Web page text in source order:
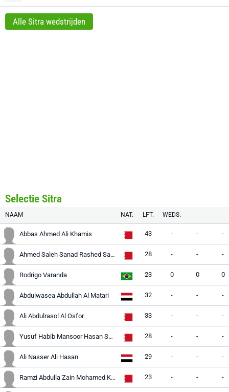
Alle Sitra wedstrijden
Selectie Sitra
NAAM NAT. LFT. WEDS.
Abbas Ahmed Ali Khamis 43 - - -
Ahmed Saleh Sanad Rashed Sanad 28 - - -
Rodrigo Varanda 23 0 0 0
Abdulwasea Abdullah Al Matari 32 - - -
Ali Abdulrasol Al Osfor 33 - - -
Yusuf Habib Mansoor Hasan Shabaan 28 - - -
Ali Nasser Ali Hasan 29 - - -
Ramzi Abdulla Zain Mohamed Khudhair 23 - - -